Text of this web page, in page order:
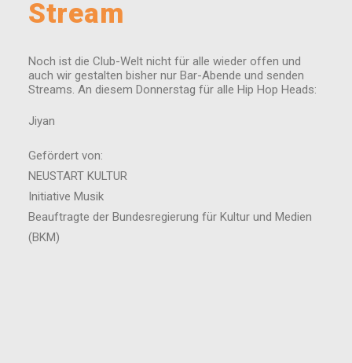
Stream
Noch ist die Club-Welt nicht für alle wieder offen und
auch wir gestalten bisher nur Bar-Abende und senden
Streams. An diesem Donnerstag für alle Hip Hop Heads:
Jiyan
Gefördert von:
NEUSTART KULTUR
Initiative Musik
Beauftragte der Bundesregierung für Kultur und Medien
(BKM)